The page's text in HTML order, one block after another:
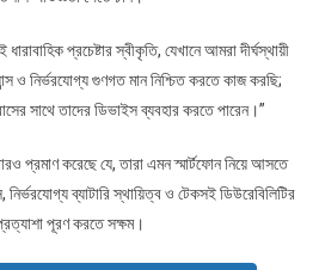
প্রচেষ্টার স্বীকৃতি, যেখানে আমরা দীর্ঘস্থায়ী
ও নির্ভরযোগ্য গুণগত মান নিশ্চিত করতে কাজ করছি;
সাথে তাদের ডিভাইস ব্যবহার করতে পারেন।”
প্রমাণ করেছে যে, তারা এমন স্মার্টফোন নিয়ে আসতে
নির্ভরযোগ্য ব্যাটারি স্থায়িত্ব ও টেকসই ডিউরেবিলিটির
পূরণ করতে সক্ষম।